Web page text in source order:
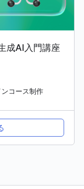
成AI入門講座
コース制作